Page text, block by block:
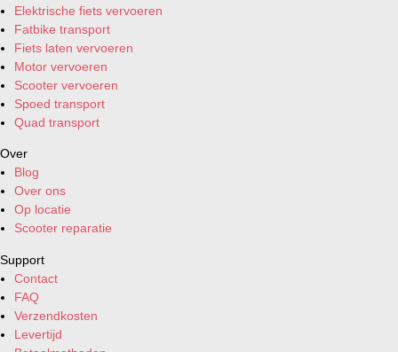
Elektrische fiets vervoeren
Fatbike transport
Fiets laten vervoeren
Motor vervoeren
Scooter vervoeren
Spoed transport
Quad transport
Over
Blog
Over ons
Op locatie
Scooter reparatie
Support
Contact
FAQ
Verzendkosten
Levertijd